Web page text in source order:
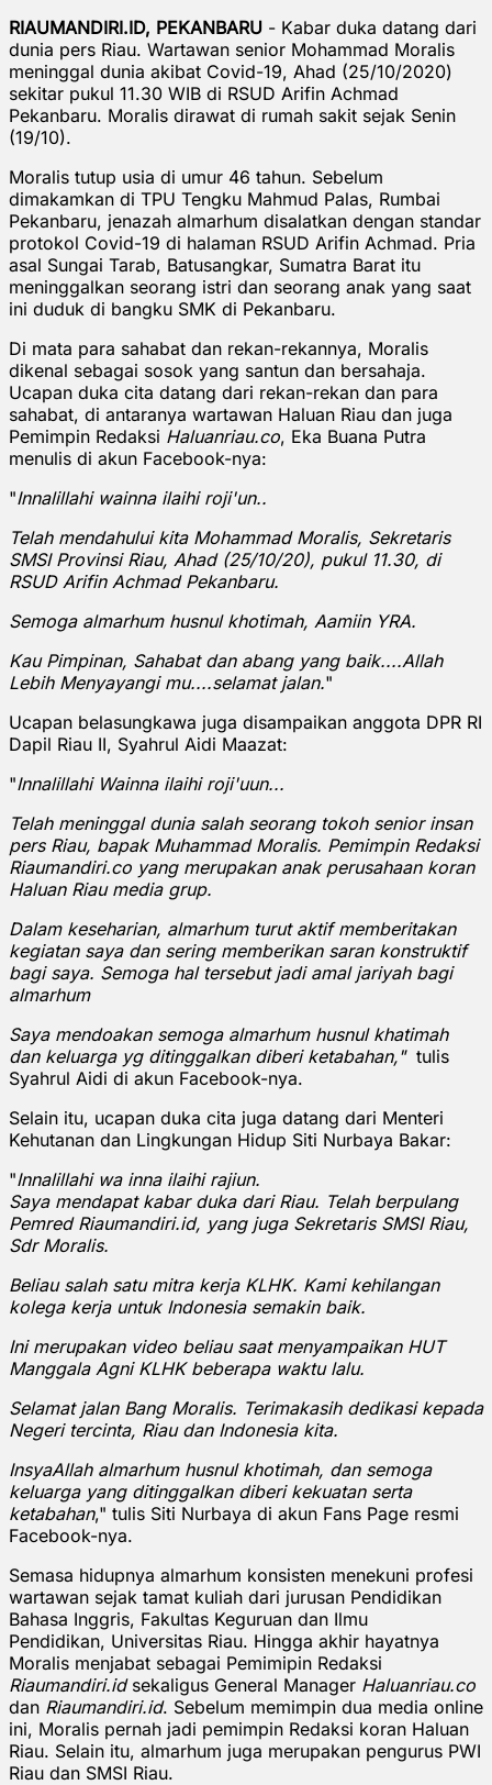
RIAUMANDIRI.ID, PEKANBARU - Kabar duka datang dari
dunia pers Riau. Wartawan senior Mohammad Moralis
meninggal dunia akibat Covid-19, Ahad (25/10/2020)
sekitar pukul 11.30 WIB di RSUD Arifin Achmad
Pekanbaru. Moralis dirawat di rumah sakit sejak Senin
(19/10).
Moralis tutup usia di umur 46 tahun. Sebelum
dimakamkan di TPU Tengku Mahmud Palas, Rumbai
Pekanbaru, jenazah almarhum disalatkan dengan standar
protokol Covid-19 di halaman RSUD Arifin Achmad. Pria
asal Sungai Tarab, Batusangkar, Sumatra Barat itu
meninggalkan seorang istri dan seorang anak yang saat
ini duduk di bangku SMK di Pekanbaru.
Di mata para sahabat dan rekan-rekannya, Moralis
dikenal sebagai sosok yang santun dan bersahaja.
Ucapan duka cita datang dari rekan-rekan dan para
sahabat, di antaranya wartawan Haluan Riau dan juga
Pemimpin Redaksi Haluanriau.co, Eka Buana Putra
menulis di akun Facebook-nya:
"Innalillahi wainna ilaihi roji'un..
Telah mendahului kita Mohammad Moralis, Sekretaris
SMSI Provinsi Riau, Ahad (25/10/20), pukul 11.30, di
RSUD Arifin Achmad Pekanbaru.
Semoga almarhum husnul khotimah, Aamiin YRA.
Kau Pimpinan, Sahabat dan abang yang baik....Allah
Lebih Menyayangi mu....selamat jalan."
Ucapan belasungkawa juga disampaikan anggota DPR RI
Dapil Riau II, Syahrul Aidi Maazat:
"Innalillahi Wainna ilaihi roji'uun...
Telah meninggal dunia salah seorang tokoh senior insan
pers Riau, bapak Muhammad Moralis. Pemimpin Redaksi
Riaumandiri.co yang merupakan anak perusahaan koran
Haluan Riau media grup.
Dalam keseharian, almarhum turut aktif memberitakan
kegiatan saya dan sering memberikan saran konstruktif
bagi saya. Semoga hal tersebut jadi amal jariyah bagi
almarhum
Saya mendoakan semoga almarhum husnul khatimah
dan keluarga yg ditinggalkan diberi ketabahan," tulis
Syahrul Aidi di akun Facebook-nya.
Selain itu, ucapan duka cita juga datang dari Menteri
Kehutanan dan Lingkungan Hidup Siti Nurbaya Bakar:
"Innalillahi wa inna ilaihi rajiun.
Saya mendapat kabar duka dari Riau. Telah berpulang
Pemred Riaumandiri.id, yang juga Sekretaris SMSI Riau,
Sdr Moralis.
Beliau salah satu mitra kerja KLHK. Kami kehilangan
kolega kerja untuk Indonesia semakin baik.
Ini merupakan video beliau saat menyampaikan HUT
Manggala Agni KLHK beberapa waktu lalu.
Selamat jalan Bang Moralis. Terimakasih dedikasi kepada
Negeri tercinta, Riau dan Indonesia kita.
InsyaAllah almarhum husnul khotimah, dan semoga
keluarga yang ditinggalkan diberi kekuatan serta
ketabahan," tulis Siti Nurbaya di akun Fans Page resmi
Facebook-nya.
Semasa hidupnya almarhum konsisten menekuni profesi
wartawan sejak tamat kuliah dari jurusan Pendidikan
Bahasa Inggris, Fakultas Keguruan dan Ilmu
Pendidikan, Universitas Riau. Hingga akhir hayatnya
Moralis menjabat sebagai Pemimipin Redaksi
Riaumandiri.id sekaligus General Manager Haluanriau.co
dan Riaumandiri.id. Sebelum memimpin dua media online
ini, Moralis pernah jadi pemimpin Redaksi koran Haluan
Riau. Selain itu, almarhum juga merupakan pengurus PWI
Riau dan SMSI Riau.